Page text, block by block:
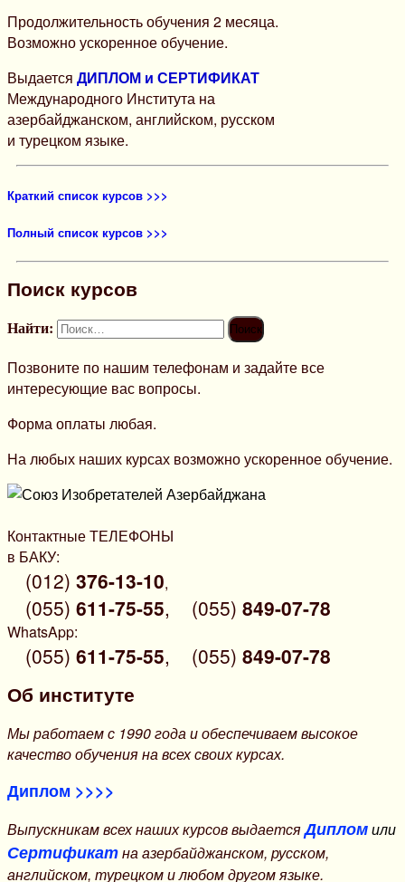
Продолжительность обучения 2 месяца.
Возможно ускоренное обучение.
Выдается ДИПЛОМ и СЕРТИФИКАТ
Международного Института на
азербайджанском, английском, русском
и турецком языке.
Краткий список курсов >>>
Полный список курсов >>>
Поиск курсов
Найти:
Позвоните по нашим телефонам и задайте все
интересующие вас вопросы.
Форма оплаты любая.
На любых наших курсах возможно ускоренное обучение.
Контактные ТЕЛЕФОНЫ
в БАКУ:
(012) 376-13-10,
(055) 611-75-55, (055) 849-07-78
WhatsApp:
(055) 611-75-55, (055) 849-07-78
Об институте
Мы работаем с 1990 года и обеспечиваем высокое
качество обучения на всех своих курсах.
Диплом >>>>
Выпускникам всех наших курсов выдаетсяДипломили
Сертификатна азербайджанском, русском,
английском, турецком и любом другом языке.